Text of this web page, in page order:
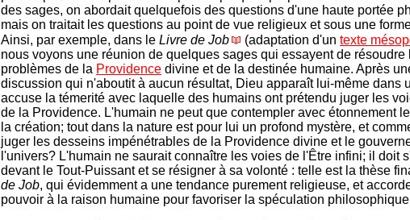
des sages, on abordait quelquefois des questions d'une haute portée
mais on traitait les questions au point de vue religieux et sous une
Ainsi, par exemple, dans le Livre de Job (adaptation d'un texte
nous voyons une réunion de quelques sages qui essayent de résoudre
problèmes de la Providence divine et de la destinée humaine. Après
discussion qui n'aboutit à aucun résultat, Dieu apparaît lui-même dans
accuse la témerité avec laquelle des humains ont prétendu juger les
de la Providence. L'humain ne peut que contempler avec étonnement
la création; tout dans la nature est pour lui un profond mystère, et
juger les desseins impénétrables de la Providence divine et le
l'univers? L'humain ne saurait connaître les voies de l'Être infini; il doit
devant le Tout-Puissant et se résigner à sa volonté : telle est la thèse
de Job, qui évidemment a une tendance purement religieuse, et
pouvoir à la raison humaine pour favoriser la spéculation